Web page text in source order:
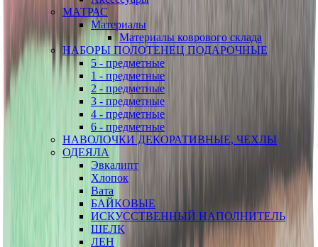
МАТРАС
Материалы
Материалы коврового склада
НАБОРЫ ПОЛОТЕНЕЦ ПОДАРОЧНЫЕ
5 - предметные
1 - предметные
2 - предметные
3 - предметные
4 - предметные
6 - предметные
НАВОЛОЧКИ ДЕКОРАТИВНЫЕ, ЧЕХЛЫ
ОДЕЯЛА
Эвкалипт
Хлопок
Вата
БАЙКОВЫЕ
ИСКУССТВЕННЫЙ НАПОЛНИТЕЛЬ
ШЕЛК
ЛЕН